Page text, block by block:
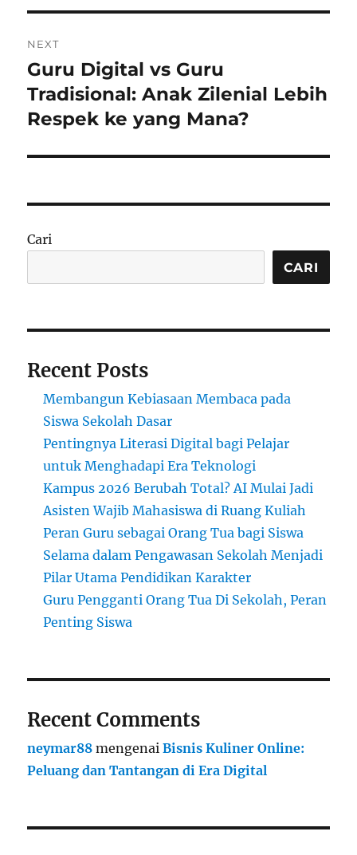
NEXT
Next
post:
Guru Digital vs Guru
Tradisional: Anak Zilenial Lebih
Respek ke yang Mana?
Cari
CARI
Recent Posts
Membangun Kebiasaan Membaca pada
Siswa Sekolah Dasar
Pentingnya Literasi Digital bagi Pelajar
untuk Menghadapi Era Teknologi
Kampus 2026 Berubah Total? AI Mulai Jadi
Asisten Wajib Mahasiswa di Ruang Kuliah
Peran Guru sebagai Orang Tua bagi Siswa
Selama dalam Pengawasan Sekolah Menjadi
Pilar Utama Pendidikan Karakter
Guru Pengganti Orang Tua Di Sekolah, Peran
Penting Siswa
Recent Comments
neymar88 mengenaiBisnis Kuliner Online:
Peluang dan Tantangan di Era Digital